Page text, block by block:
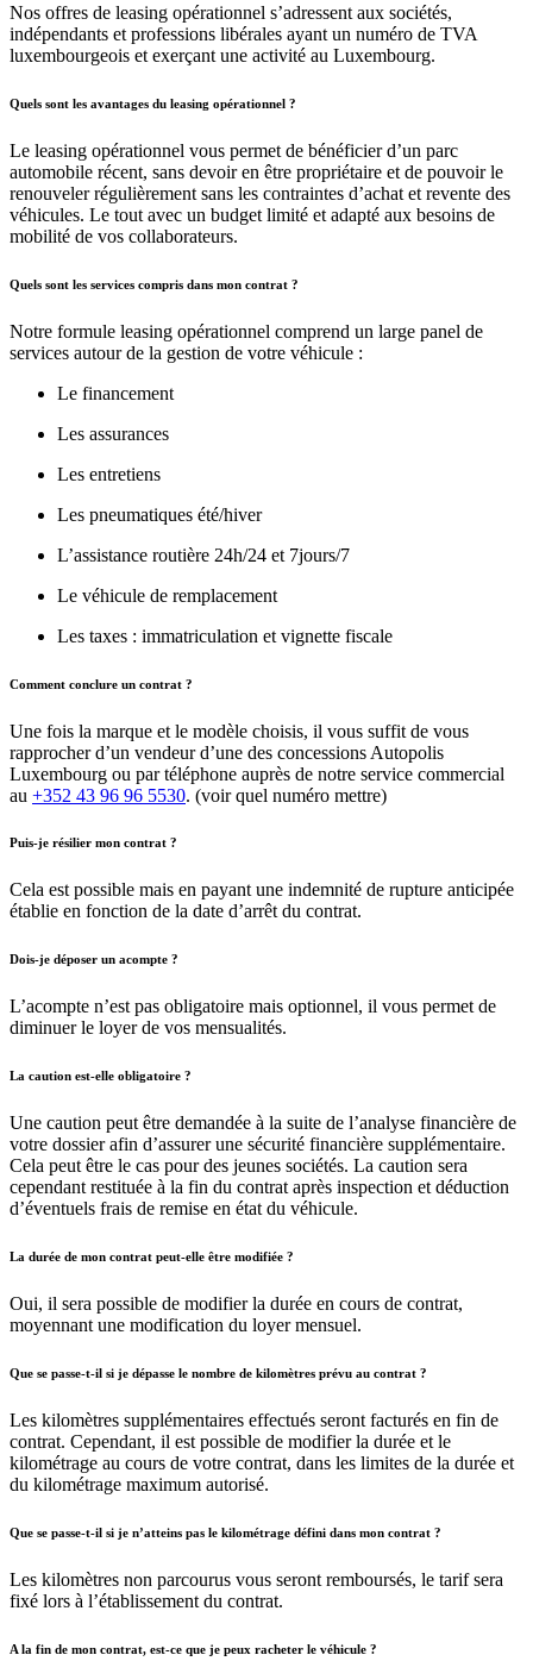
Nos offres de leasing opérationnel s’adressent aux sociétés,
indépendants et professions libérales ayant un numéro de TVA
luxembourgeois et exerçant une activité au Luxembourg.
Quels sont les avantages du leasing opérationnel ?
Le leasing opérationnel vous permet de bénéficier d’un parc
automobile récent, sans devoir en être propriétaire et de pouvoir le
renouveler régulièrement sans les contraintes d’achat et revente des
véhicules. Le tout avec un budget limité et adapté aux besoins de
mobilité de vos collaborateurs.
Quels sont les services compris dans mon contrat ?
Notre formule leasing opérationnel comprend un large panel de
services autour de la gestion de votre véhicule :
Le financement
Les assurances
Les entretiens
Les pneumatiques été/hiver
L’assistance routière 24h/24 et 7jours/7
Le véhicule de remplacement
Les taxes : immatriculation et vignette fiscale
Comment conclure un contrat ?
Une fois la marque et le modèle choisis, il vous suffit de vous
rapprocher d’un vendeur d’une des concessions Autopolis
Luxembourg ou par téléphone auprès de notre service commercial
au +352 43 96 96 5530. (voir quel numéro mettre)
Puis-je résilier mon contrat ?
Cela est possible mais en payant une indemnité de rupture anticipée
établie en fonction de la date d’arrêt du contrat.
Dois-je déposer un acompte ?
L’acompte n’est pas obligatoire mais optionnel, il vous permet de
diminuer le loyer de vos mensualités.
La caution est-elle obligatoire ?
Une caution peut être demandée à la suite de l’analyse financière de
votre dossier afin d’assurer une sécurité financière supplémentaire.
Cela peut être le cas pour des jeunes sociétés. La caution sera
cependant restituée à la fin du contrat après inspection et déduction
d’éventuels frais de remise en état du véhicule.
La durée de mon contrat peut-elle être modifiée ?
Oui, il sera possible de modifier la durée en cours de contrat,
moyennant une modification du loyer mensuel.
Que se passe-t-il si je dépasse le nombre de kilomètres prévu au contrat ?
Les kilomètres supplémentaires effectués seront facturés en fin de
contrat. Cependant, il est possible de modifier la durée et le
kilométrage au cours de votre contrat, dans les limites de la durée et
du kilométrage maximum autorisé.
Que se passe-t-il si je n’atteins pas le kilométrage défini dans mon contrat ?
Les kilomètres non parcourus vous seront remboursés, le tarif sera
fixé lors à l’établissement du contrat.
A la fin de mon contrat, est-ce que je peux racheter le véhicule ?